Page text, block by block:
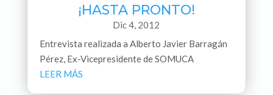
¡HASTA PRONTO!
Dic 4, 2012
Entrevista realizada a Alberto Javier Barragán
Pérez, Ex-Vicepresidente de SOMUCA
LEER MÁS